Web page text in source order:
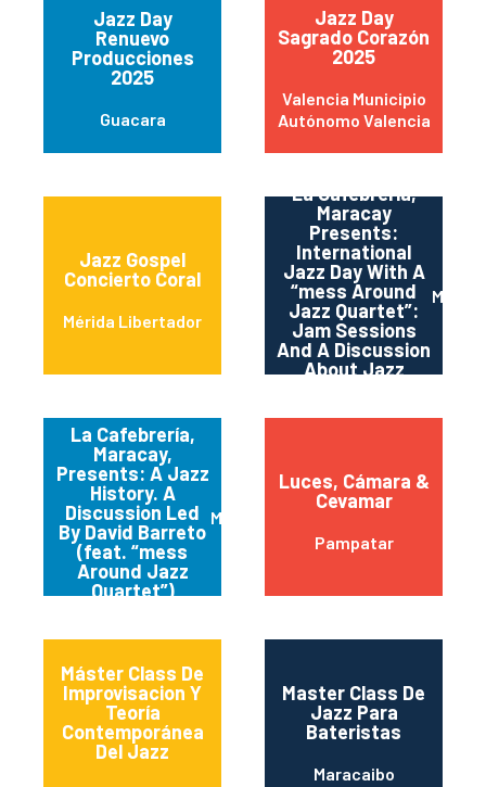
Jazz Day
Renuevo
Producciones
2025
Guacara
Jazz Day
Sagrado Corazón
2025
Valencia Municipio
Autónomo Valencia
Jazz Gospel
Concierto Coral
Mérida Libertador
La Cafebrería,
Maracay
Presents:
International
Jazz Day With A
“mess Around
Jazz Quartet”:
Jam Sessions
And A Discussion
About Jazz
La Cafebrería,
Maracay,
Presents: A Jazz
History. A
Discussion Led
By David Barreto
(feat. “mess
Around Jazz
Quartet”)
Maracay
Luces, Cámara &
Cevamar
Pampatar
Máster Class De
Improvisacion Y
Teoría
Contemporánea
Del Jazz
Master Class De
Jazz Para
Bateristas
Maracaibo